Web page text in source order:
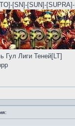
[SN]-[SUN]-
Гул Лиги Теней[LT]